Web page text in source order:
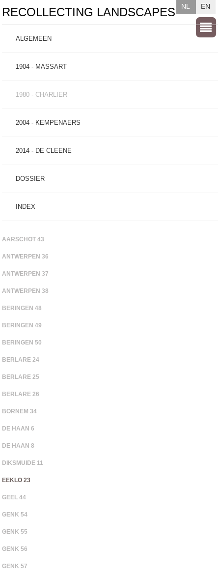
EN
NL
RECOLLECTING LANDSCAPES
ALGEMEEN
1904 - MASSART
1980 - CHARLIER
2004 - KEMPENAERS
2014 - DE CLEENE
DOSSIER
INDEX
AARSCHOT 43
ANTWERPEN 36
ANTWERPEN 37
ANTWERPEN 38
BERINGEN 48
BERINGEN 49
BERINGEN 50
BERLARE 24
BERLARE 25
BERLARE 26
BORNEM 34
DE HAAN 6
DE HAAN 8
DIKSMUIDE 11
EEKLO 23
GEEL 44
GENK 54
GENK 55
GENK 56
GENK 57